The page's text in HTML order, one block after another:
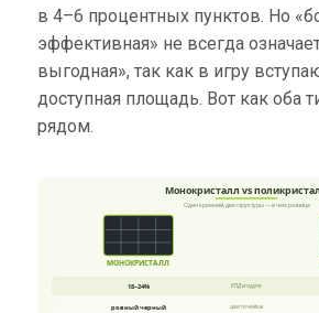
в 4–6 процентных пунктов. Но
эффективная» не всегда
выгодная», так как в игру
доступная площадь. Вот как оба
рядом.
Монокристалл vs
Один кремний, две структуры — в чем разница
МОНОКРИСТАЛЛ
18–24% КПД модуля
ровный черный цвет ячейки